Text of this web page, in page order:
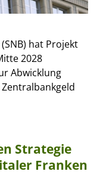
hat Projekt
2028
Abwicklung
Strategie
Franken